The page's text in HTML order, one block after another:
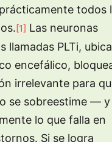
todos
[1] Las neuronas
llamadas PLTi,
encefálico,
irrelevante para
se sobreestime — y
lo que falla en
Si se logra